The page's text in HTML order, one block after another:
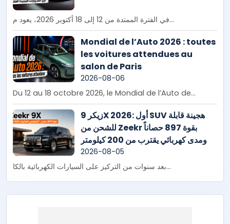
في الفترة الممتدة من 12 إلى 18 أكتوبر 2026، يعود م...
Mondial de l’Auto 2026 : toutes
les voitures attendues au
salon de Paris
2026-08-06
Du 12 au 18 octobre 2026, le Mondial de l’Auto de...
زيكر 9X 2026: أول SUV هجينة قابلة
للشحن من Zeekr بقوة 897 حصاناً
ومدى كهربائي يقترب من 200 كيلومتر
2026-08-05
بعد سنوات من التركيز على السيارات الكهربائية بالكا...